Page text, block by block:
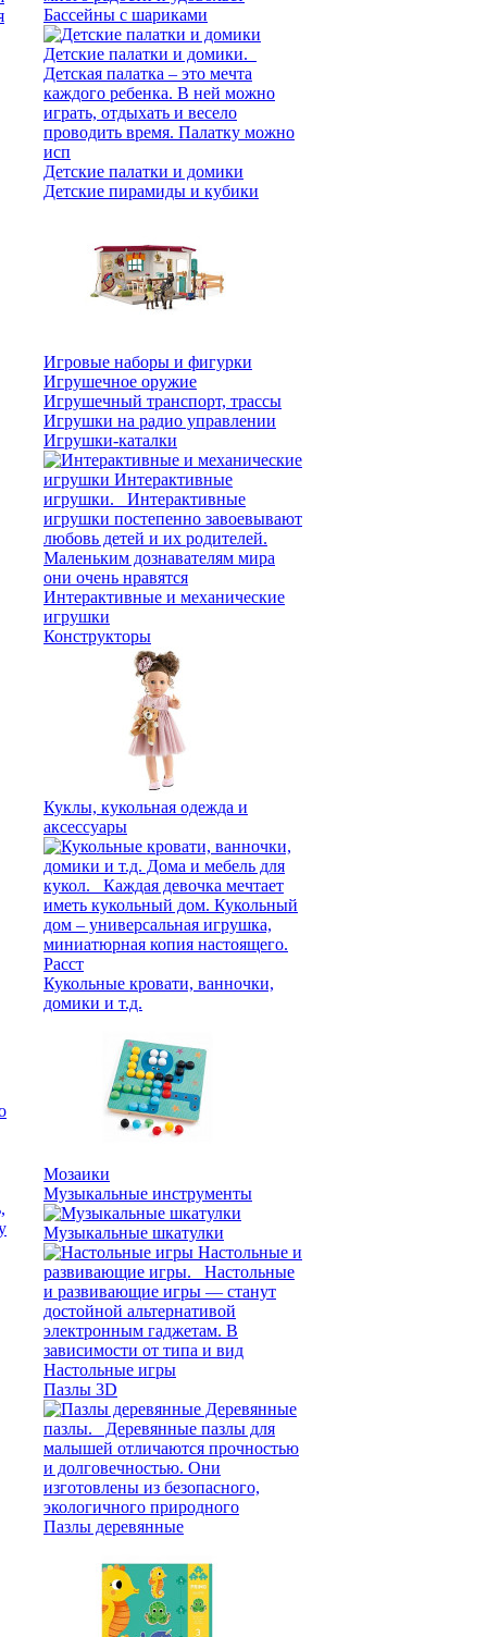
Бассейны с шариками
Детские палатки и домики
Детские пирамиды и кубики
Игровые наборы и фигурки
Игрушечное оружие
Игрушечный транспорт, трассы
Игрушки на радио управлении
Игрушки-каталки
Интерактивные и механические
игрушки
Конструкторы
Куклы, кукольная одежда и
аксессуары
Кукольные кровати, ванночки,
домики и т.д.
Мозаики
Музыкальные инструменты
Музыкальные шкатулки
Настольные игры
Пазлы 3D
Пазлы деревянные